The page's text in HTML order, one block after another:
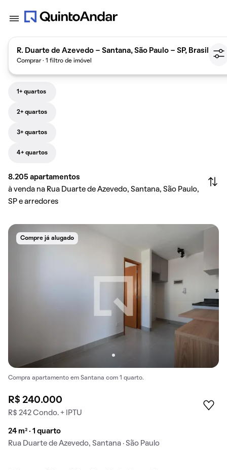
R. Duarte de Azevedo - Santana, São Paulo - SP, Brasil
Comprar · 1 filtro de imóvel
1+ quartos
2+ quartos
3+ quartos
4+ quartos
8.205 apartamentos
à venda na Rua Duarte de Azevedo, Santana, São Paulo,
SP e arredores
Compre já alugado
Compra apartamento em Santana com 1 quarto.
R$ 240.000
R$ 242 Condo. + IPTU
24 m² · 1 quarto
Rua Duarte de Azevedo, Santana · São Paulo